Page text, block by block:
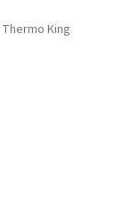
Thermo King